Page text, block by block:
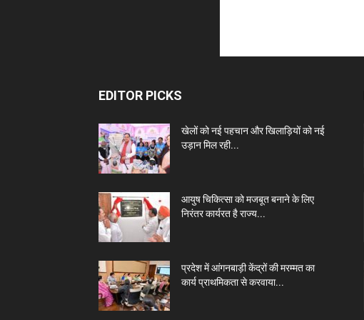
EDITOR PICKS
खेलों को नई पहचान और खिलाड़ियों को नई
उड़ान मिल रही...
आयुष चिकित्सा को मजबूत बनाने के लिए
निरंतर कार्यरत है राज्य...
प्रदेश में आंगनबाड़ी केंद्रों की मरम्मत का
कार्य प्राथमिकता से करवाया...